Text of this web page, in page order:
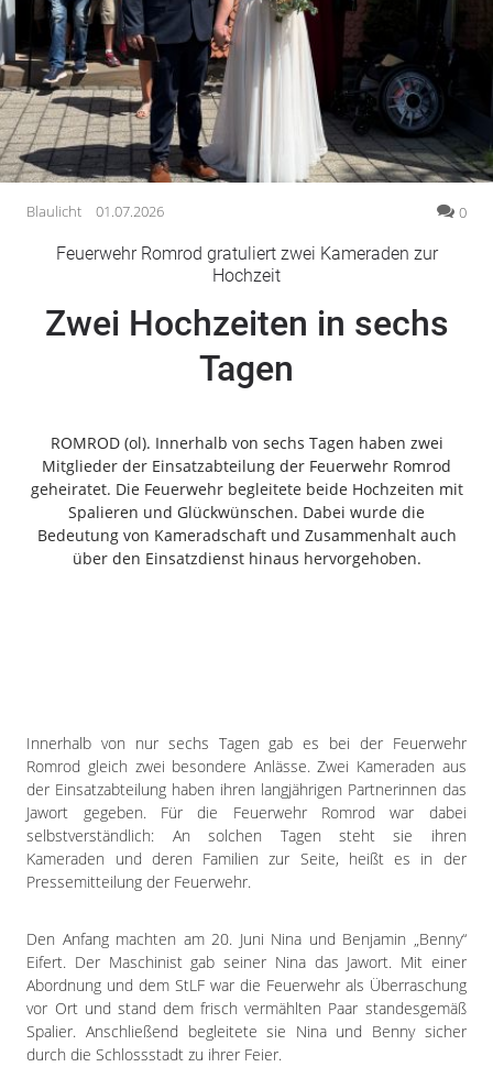
Gesundheit
Kultur
Lifestyle
Wirtschaft
Vogelsberg
Alsfeld
Romrod
Homberg
Antrifttal
Feldatal
Freiensteinau
Gemünden
Grebenau
Schwalmtal
Ulrichstein
Wartenberg
Schwalm
Fulda
Gießen
Impressum
Datenschutzerklärung
Blaulicht 01.07.2026 0
Feuerwehr Romrod gratuliert zwei Kameraden zur
Hochzeit
Zwei Hochzeiten in sechs
Tagen
ROMROD (ol). Innerhalb von sechs Tagen haben zwei
Mitglieder der Einsatzabteilung der Feuerwehr Romrod
geheiratet. Die Feuerwehr begleitete beide Hochzeiten mit
Spalieren und Glückwünschen. Dabei wurde die
Bedeutung von Kameradschaft und Zusammenhalt auch
über den Einsatzdienst hinaus hervorgehoben.
Innerhalb von nur sechs Tagen gab es bei der Feuerwehr
Romrod gleich zwei besondere Anlässe. Zwei Kameraden aus
der Einsatzabteilung haben ihren langjährigen Partnerinnen das
Jawort gegeben. Für die Feuerwehr Romrod war dabei
selbstverständlich: An solchen Tagen steht sie ihren
Kameraden und deren Familien zur Seite, heißt es in der
Pressemitteilung der Feuerwehr.
Den Anfang machten am 20. Juni Nina und Benjamin „Benny“
Eifert. Der Maschinist gab seiner Nina das Jawort. Mit einer
Abordnung und dem StLF war die Feuerwehr als Überraschung
vor Ort und stand dem frisch vermählten Paar standesgemäß
Spalier. Anschließend begleitete sie Nina und Benny sicher
durch die Schlossstadt zu ihrer Feier.